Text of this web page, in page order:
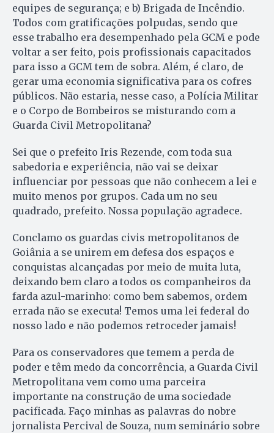
equipes de segurança; e b) Brigada de Incêndio.
Todos com gratificações polpudas, sendo que
esse trabalho era desempenhado pela GCM e pode
voltar a ser feito, pois profissionais capacitados
para isso a GCM tem de sobra. Além, é claro, de
gerar uma economia significativa para os cofres
públicos. Não estaria, nesse caso, a Polícia Militar
e o Corpo de Bombeiros se misturando com a
Guarda Civil Metropolitana?
Sei que o prefeito Iris Rezende, com toda sua
sabedoria e experiência, não vai se deixar
influenciar por pessoas que não conhecem a lei e
muito menos por grupos. Cada um no seu
quadrado, prefeito. Nossa população agradece.
Conclamo os guardas civis metropolitanos de
Goiânia a se unirem em defesa dos espaços e
conquistas alcançadas por meio de muita luta,
deixando bem claro a todos os companheiros da
farda azul-marinho: como bem sabemos, ordem
errada não se executa! Temos uma lei federal do
nosso lado e não podemos retroceder jamais!
Para os conservadores que temem a perda de
poder e têm medo da concorrência, a Guarda Civil
Metropolitana vem como uma parceira
importante na construção de uma sociedade
pacificada. Faço minhas as palavras do nobre
jornalista Percival de Souza, num seminário sobre